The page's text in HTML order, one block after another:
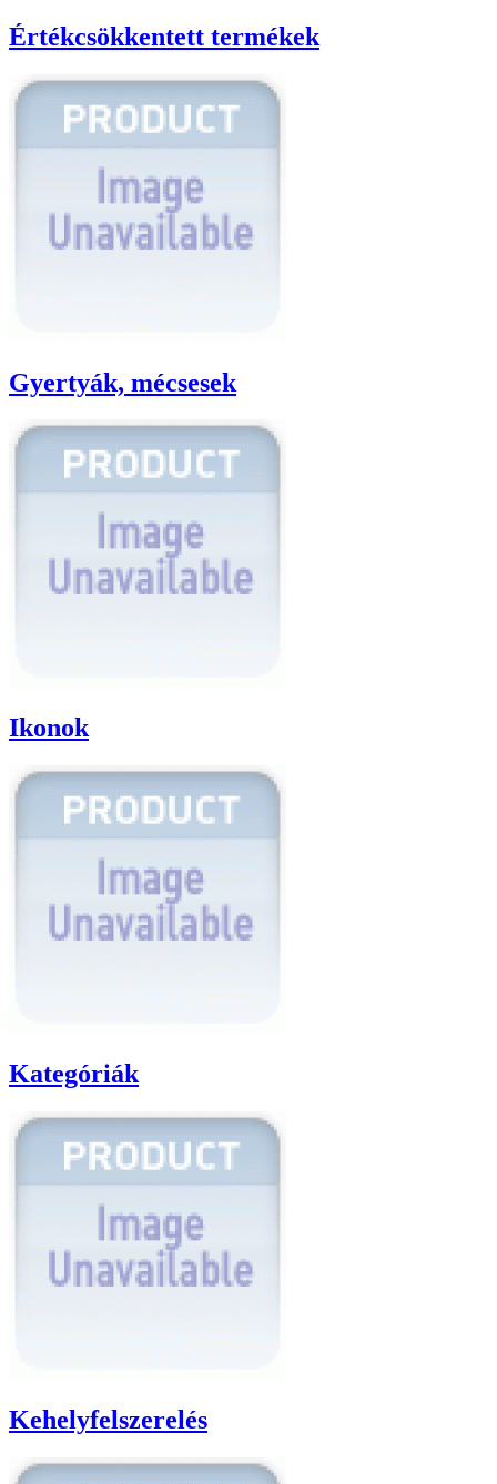
Értékcsökkentett termékek
Gyertyák, mécsesek
Ikonok
Kategóriák
Kehelyfelszerelés